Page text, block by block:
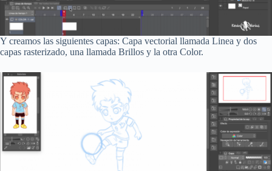
Y creamos las siguientes capas: Capa vectorial llamada Linea y dos
capas rasterizado, una llamada Brillos y la otra Color.